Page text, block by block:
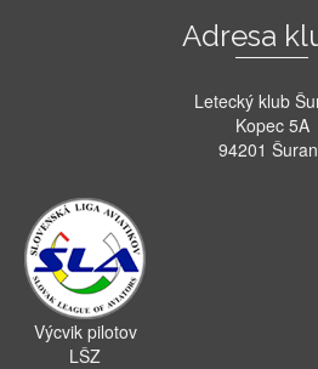
Adresa
Letecký klub
Kopec 5A
94201
Výcvik pilotov
LŠZ